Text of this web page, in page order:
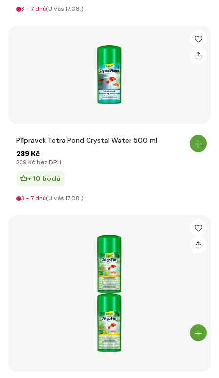
3 - 7 dnů(U vás 17.08.)
Přípravek Tetra Pond Crystal Water 500 ml
289 Kč
239 Kč bez DPH
+ 10 bodů
3 - 7 dnů(U vás 17.08.)